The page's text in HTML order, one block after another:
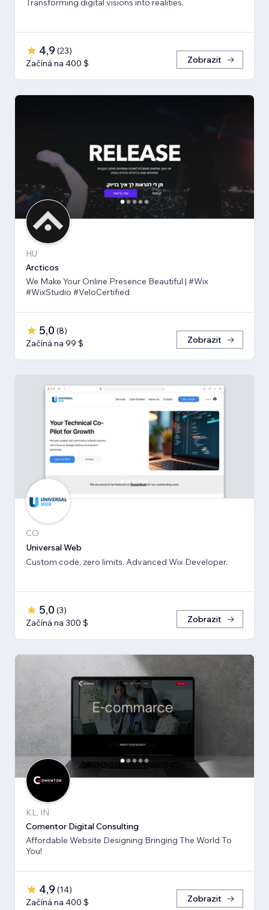
Transforming digital visions into realities.
4,9 (23)
Začíná na 400 $
Zobrazit
HU
Arcticos
We Make Your Online Presence Beautiful | #Wix
#WixStudio #VeloCertified
5,0 (8)
Začíná na 99 $
Zobrazit
CO
Universal Web
Custom code, zero limits. Advanced Wix Developer.
5,0 (3)
Začíná na 300 $
Zobrazit
KL, IN
Comentor Digital Consulting
Affordable Website Designing Bringing The World To
You!
4,9 (14)
Začíná na 400 $
Zobrazit